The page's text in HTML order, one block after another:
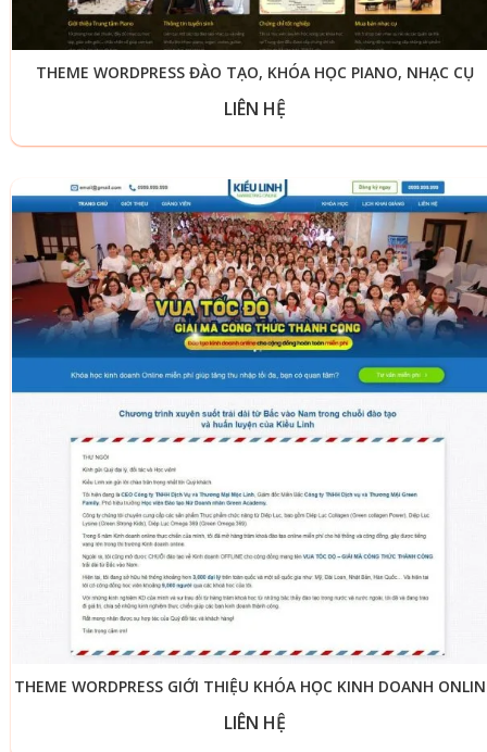
THEME WORDPRESS ĐÀO TẠO, KHÓA HỌC PIANO, NHẠC CỤ
LIÊN HỆ
THEME WORDPRESS GIỚI THIỆU KHÓA HỌC KINH DOANH
LIÊN HỆ